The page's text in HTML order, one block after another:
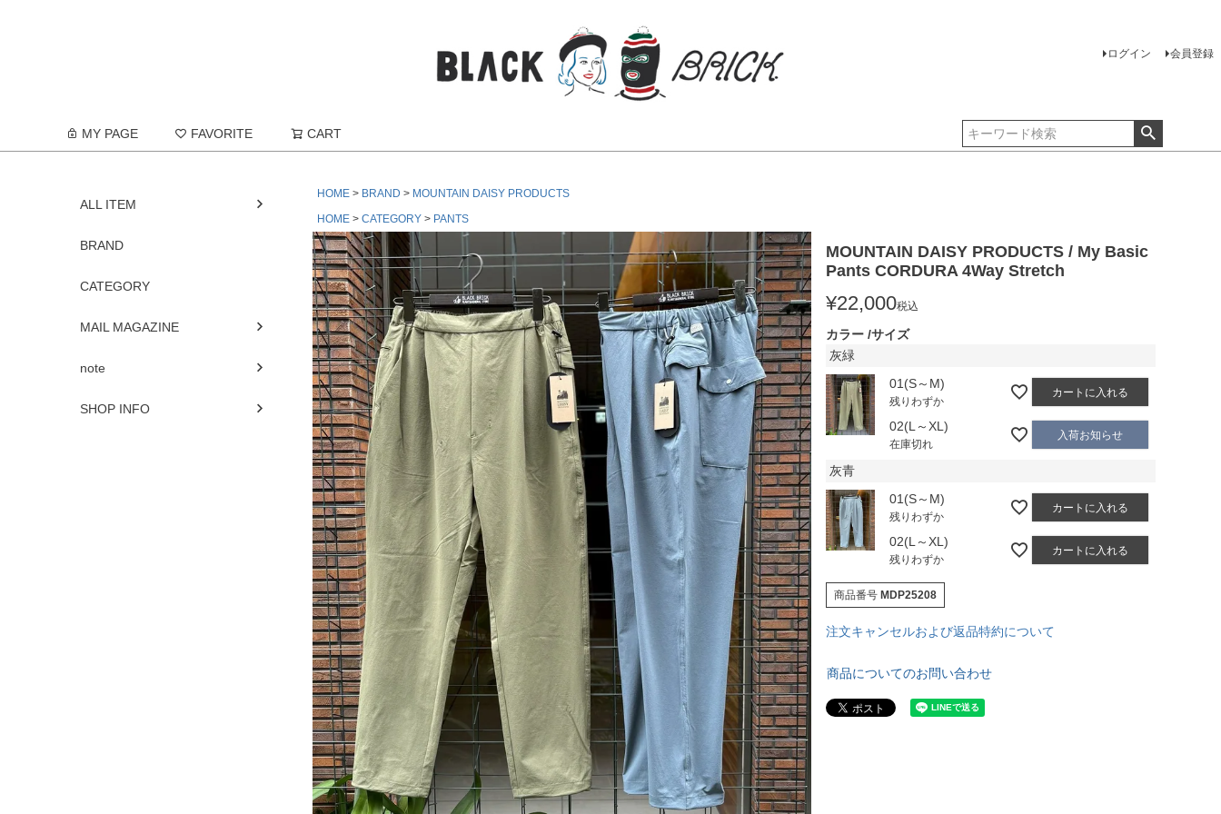
ログイン 会員登録
MY PAGE FAVORITE CART
ALL ITEM
BRAND
CATEGORY
MAIL MAGAZINE
note
SHOP INFO
HOME BRAND
MOUNTAIN DAISY PRODUCTS
HOME
CATEGORY PANTS
MOUNTAIN DAISY PRODUCTS / My Basic
Pants CORDURA 4Way Stretch
¥22,000税込
カラー サイズ
灰緑
01(S～M)
残りわずか
カートに入れる
02(L～XL)
在庫切れ
入荷お知らせ
灰青
01(S～M)
残りわずか
カートに入れる
02(L～XL)
残りわずか
カートに入れる
商品番号 MDP25208
注文キャンセルおよび返品特約について
商品についてのお問い合わせ